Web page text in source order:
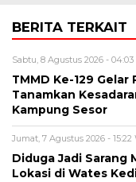
BERITA TERKAIT
Sabtu, 8 Agustus 2026 -
TMMD Ke-129
Tanamkan
Kampung Sesor
Jumat, 7 Agustus 2026 - 15:22
Diduga Jadi Sarang
Lokasi di Wates